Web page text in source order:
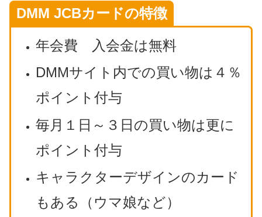
DMM JCBカードの特徴
年会費 入会金は無料
DMMサイト内での買い物は４％
ポイント付与
毎月１日～３日の買い物は更に
ポイント付与
キャラクターデザインのカード
もある（ウマ娘など）